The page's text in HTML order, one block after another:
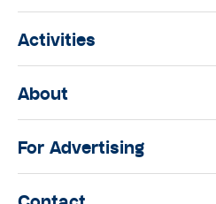
Activities
About
For Advertising